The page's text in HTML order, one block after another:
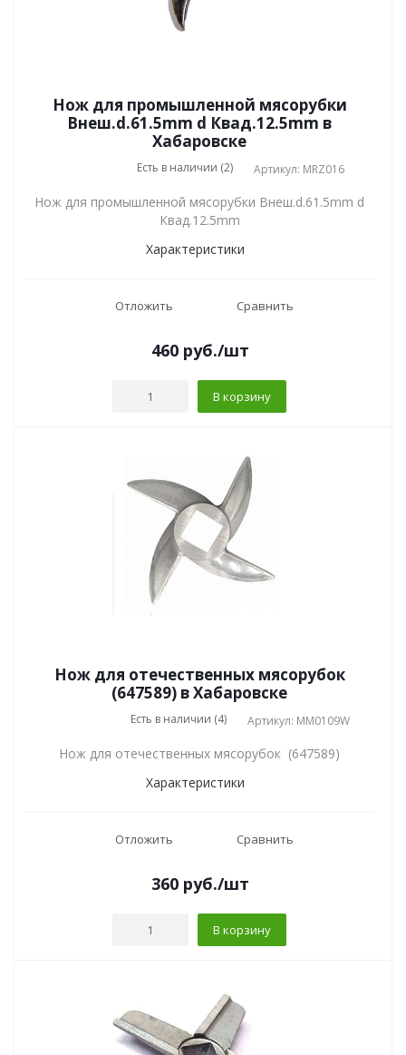
Нож для промышленной мясорубки
Внеш.d.61.5mm d Квад.12.5mm в
Хабаровске
Есть в наличии (2) Артикул: MRZ016
Нож для промышленной мясорубки Внеш.d.61.5mm d
Квад.12.5mm
Характеристики
Отложить Сравнить
460руб./шт
В корзину
Нож для отечественных мясорубок
(647589) в Хабаровске
Есть в наличии (4) Артикул: MM0109W
Нож для отечественных мясорубок (647589)
Характеристики
Отложить Сравнить
360руб./шт
В корзину